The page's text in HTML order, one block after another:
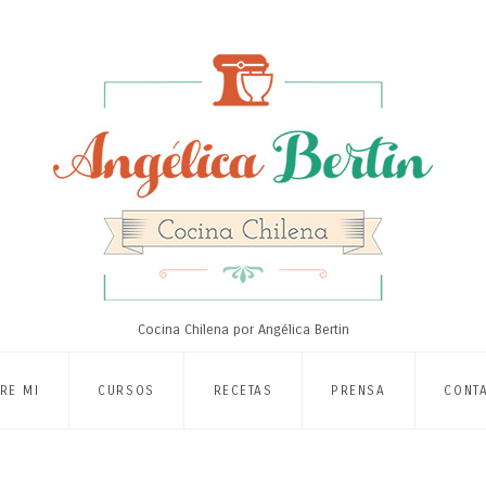
Cocina Chilena por Angélica Bertin
MI CURSOS RECETAS PRENSA